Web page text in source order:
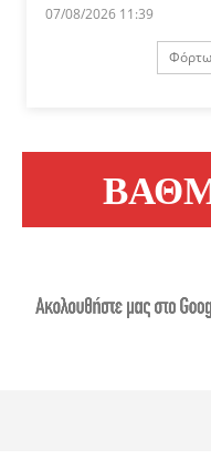
07/08/2026 11:39